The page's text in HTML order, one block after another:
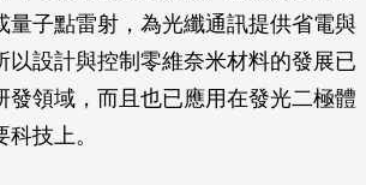
量子點雷射，為光纖通訊提供省電與
以設計與控制零維奈米材料的發展已
發領域，而且也已應用在發光二極體
技上。